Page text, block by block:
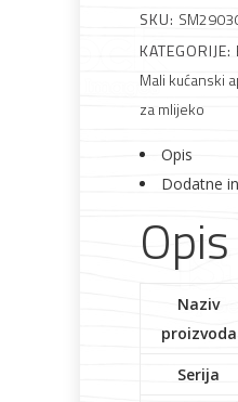
mlijeko
količina
SKU:
KATEGORIJE:
Mali kućanski
za mlijeko
Opis
Dodatne
Opis
Naziv
proizvoda
Serija